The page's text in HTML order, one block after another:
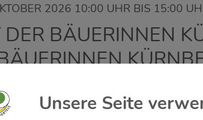
2026 10:00 UHR BIS 15:00
BÄUERINNEN
Frühschoppen im dorfHAUS
und Kuchen für das leibliche Wohl.
Unsere Seite